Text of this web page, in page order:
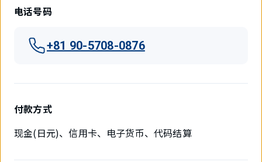
电话号码
+81 90-5708-0876
付款方式
现金(日元)、信用卡、电子货币、代码结算